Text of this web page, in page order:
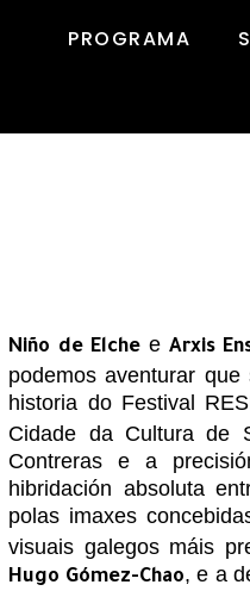
PROGRAMA
Niño de ElcheeArxis
podemos aventurar
historia do Festival
Cidade da Cultura de
Contreras e a
hibridación absoluta
polas imaxes
visuais galegos máis
Hugo Gómez-Chao, e a